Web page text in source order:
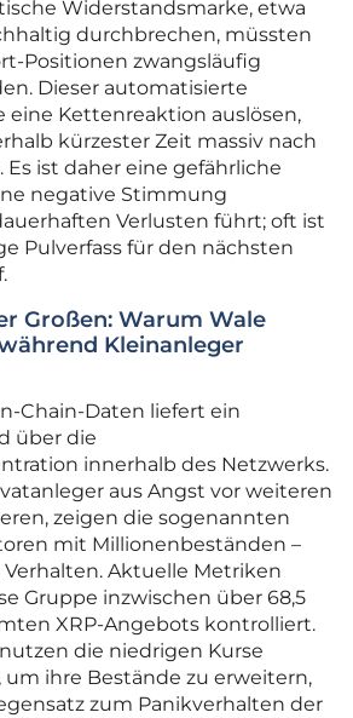
Widerstandsmarke, etwa
durchbrechen, müssten
Positionen zwangsläufig
Dieser automatisierte
eine Kettenreaktion auslösen,
kürzester Zeit massiv nach
ist daher eine gefährliche
negative Stimmung
Verlusten führt; oft ist
Pulverfass für den nächsten
Großen: Warum Wale
Kleinanleger
Chain-Daten liefert ein
über die
innerhalb des Netzwerks.
aus Angst vor weiteren
zeigen die sogenannten
mit Millionenbeständen –
Aktuelle Metriken
Gruppe inzwischen über 68,5
XRP-Angebots kontrolliert.
die niedrigen Kurse
um ihre Bestände zu erweitern,
zum Panikverhalten der